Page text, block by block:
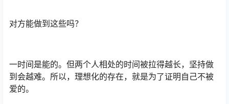
对方能做到这些吗？
一时间是能的。但两个人相处的时间被拉得越长，坚持做
到会越难。所以，理想化的存在，就是为了证明自己不被
爱的。